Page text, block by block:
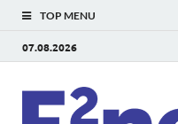
TOP MENU
07.08.2026